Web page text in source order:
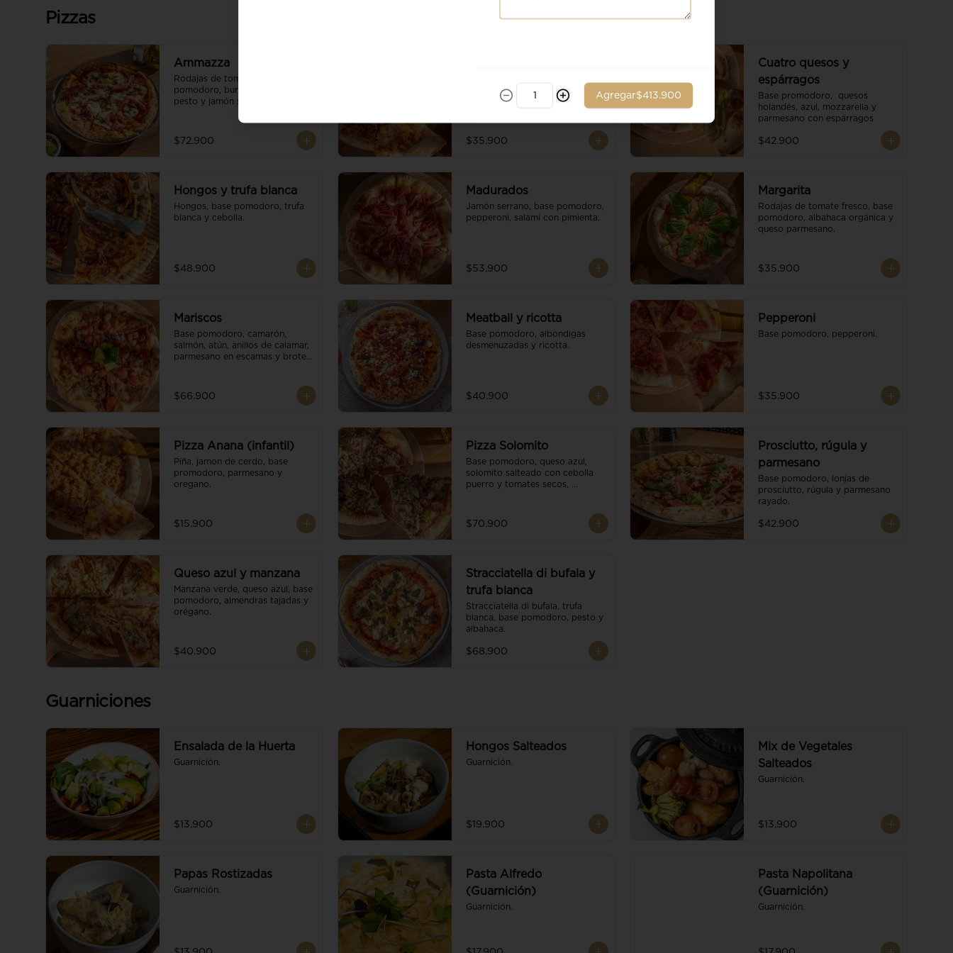
Pizzas
Ammazza
Rodajas de tomate fresco, base
pomodoro, burrata cremoso,
pesto y jamón serrano.
$72.900
pomodoro, escamas de
parmesano y queso mozzarella.
$35.900
Cuatro quesos y
espárragos
Base promodoro,  quesos
holandés, azul, mozzarella y
parmesano con espárragos
$42.900
Hongos y trufa blanca
Hongos, base pomodoro, trufa
blanca y cebolla.
$48.900
Madurados
Jamón serrano, base pomodoro,
pepperoni, salami con pimienta.
$53.900
Margarita
Rodajas de tomate fresco, base
pomodoro, albahaca orgánica y
queso parmesano.
$35.900
Mariscos
Base pomodoro, camarón,
salmón, atún, anillos de calamar,
parmesano en escamas y brotes
$66.900
Meatball y ricotta
Base pomodoro, albondigas
desmenuzadas y ricotta.
$40.900
Pepperoni
Base pomodoro, pepperoni.
$35.900
Pizza Anana (infantil)
Piña, jamon de cerdo, base
promodoro, parmesano y
oregano.
$15.900
Pizza Solomito
Base pomodoro, queso azul,
solomito salteado con cebolla
puerro y tomates secos,
$70.900
Prosciutto, rúgula y
parmesano
Base pomodoro, lonjas de
prosciutto, rúgula y parmesano
rayado.
$42.900
Queso azul y manzana
Manzana verde, queso azul, base
pomodoro, almendras tajadas y
orégano.
$40.900
Stracciatella di bufala y
trufa blanca
Stracciatella di bufala, trufa
blanca, base pomodoro, pesto y
albahaca.
$68.900
Guarniciones
Ensalada de la Huerta
Guarnición.
$13.900
Hongos Salteados
Guarnición.
$19.900
Mix de Vegetales
Salteados
Guarnición.
$13.900
Papas Rostizadas
Guarnición.
Pasta Alfredo
(Guarnición)
Guarnición.
Pasta Napolitana
(Guarnición)
Guarnición.
Agregar$413.900